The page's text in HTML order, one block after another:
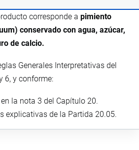
corresponde a pimiento
conservado con agua, azúcar,
de calcio.
Generales Interpretativas del
6, y conforme:
la nota 3 del Capítulo 20.
explicativas de la Partida 20.05.